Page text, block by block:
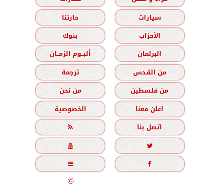
سيارات
حارتنا
الأحزاب
بنوك
البرلمان
ألبــوم الزمــان
من القدس
ترجمة
من فلسطين
من نحن
اعلن معنا
الخصوصية
اتصل بنا





جميع الحقوق محفوظة©